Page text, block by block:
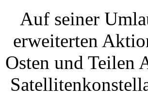
Auf seiner
erweiterten
Osten und Teilen